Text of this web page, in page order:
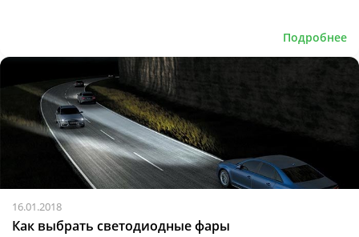
Подробнее
16.01.2018
Как выбрать светодиодные фары